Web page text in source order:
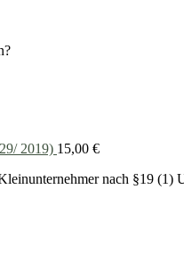
2019) 15,00 €
nach §19 (1)